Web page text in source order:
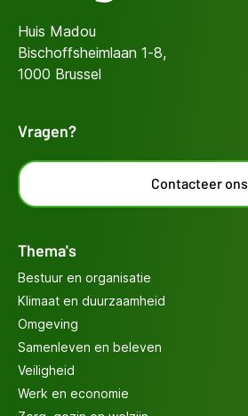
Huis Madou
Bischoffsheimlaan 1-8,
1000 Brussel
Vragen?
Contacteer ons
Thema's
Bestuur en organisatie
Klimaat en duurzaamheid
Omgeving
Samenleven en beleven
Veiligheid
Werk en economie